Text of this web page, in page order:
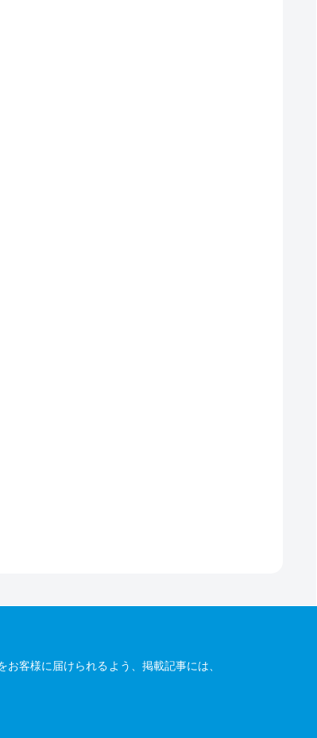
客様に届けられるよう、掲載記事には、